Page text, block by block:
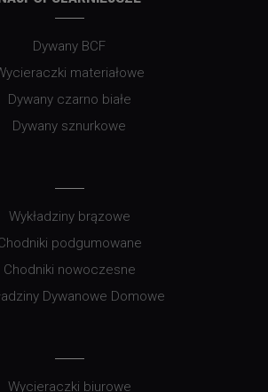
Dywany BCF
materiałowe
Dywany czarno białe
Dywany sznurkowe
Wykładziny brązowe
podgumowane
Chodniki nowoczesne
Dywanowe Domowe
Wycieraczki biurowe